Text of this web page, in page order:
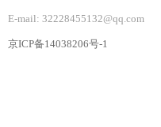
E-mail: 32228455132@qq.com
京ICP备14038206号-1